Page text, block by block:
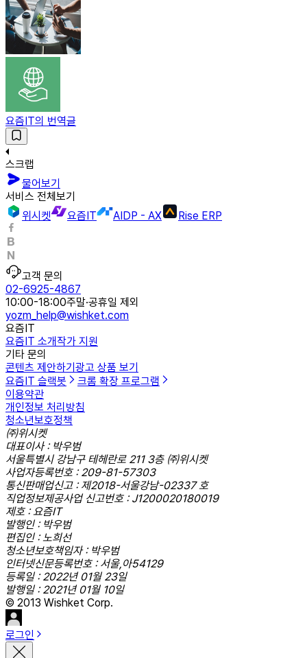
요즘IT의 번역글
스크랩
물어보기
서비스 전체보기
위시켓
요즘IT AIDP - AX Rise ERP
고객 문의
02-6925-4867
10:00-18:00주말·공휴일 제외
yozm_help@wishket.com
요즘IT
요즘IT 소개작가 지원
기타 문의
콘텐츠 제안하기 광고 상품 보기
요즘IT 슬랙봇
크롬 확장 프로그램
이용약관
개인정보 처리방침
청소년보호정책
㈜위시켓
대표이사 : 박우범
서울특별시 강남구 테헤란로 211 3층 ㈜위시켓
사업자등록번호 : 209-81-57303
통신판매업신고 : 제2018-서울강남-02337 호
직업정보제공사업 신고번호 : J1200020180019
제호 : 요즘IT
발행인 : 박우범
편집인 : 노희선
청소년보호책임자 : 박우범
인터넷신문등록번호 : 서울,아54129
등록일 : 2022년 01월 23일
발행일 : 2021년 01월 10일
© 2013 Wishket Corp.
로그인